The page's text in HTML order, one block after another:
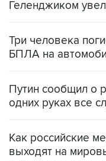
Геленджиком
Три человека
БПЛА на
Путин сообщил о
одних руках все
Как российские
выходят на